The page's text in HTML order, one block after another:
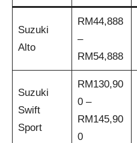
Suzuki
Alto
RM44,888
–
RM54,888
Suzuki
Swift
Sport
RM130,90
0 –
RM145,90
0